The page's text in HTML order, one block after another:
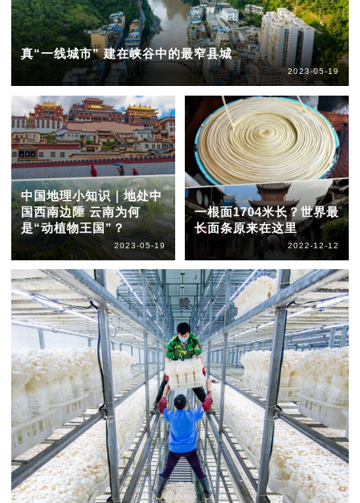
真“一线城市” 建在峡谷中的最窄县城
2023-05-19
中国地理小知识｜地处中
国西南边陲 云南为何
是“动植物王国”？
2023-05-19
一根面1704米长？世界最
长面条原来在这里
2022-12-12